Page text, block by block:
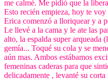
me calmé. Me pidió que la
Esto recién empieza, hoy te
Erica comenzó a lloriquear y a
Le llevé a la cama y le ate las
alto, la espalda super arqueada
gemía... Toqué su cola y se
aún mas. Ambos estábamos
femeninas caderas para que
delicadamente , levanté su